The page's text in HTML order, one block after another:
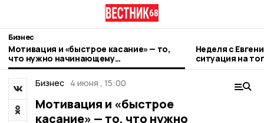
Бизнес
Мотивация и «быстрое касание» — то,
что нужно начинающему
предпринимателю на старте
Неделя с
ситуация на
городе и
Бизнес
4 июня , 15:00
Мотивация и «быстрое
касание» — то, что нужно